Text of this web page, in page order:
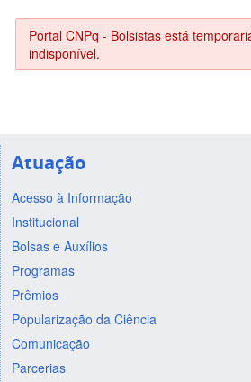
Portal CNPq - Bolsistas está
indisponível.
Atuação
Acesso à Informação
Institucional
Bolsas e Auxílios
Programas
Prêmios
Popularização da Ciência
Comunicação
Parcerias